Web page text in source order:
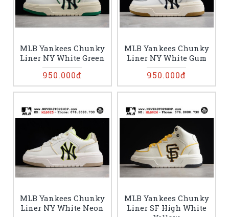
MLB Yankees Chunky
Liner NY White Green
950.000đ
MLB Yankees Chunky
Liner NY White Gum
950.000đ
MLB Yankees Chunky
Liner NY White Neon
MLB Yankees Chunky
Liner SF High White